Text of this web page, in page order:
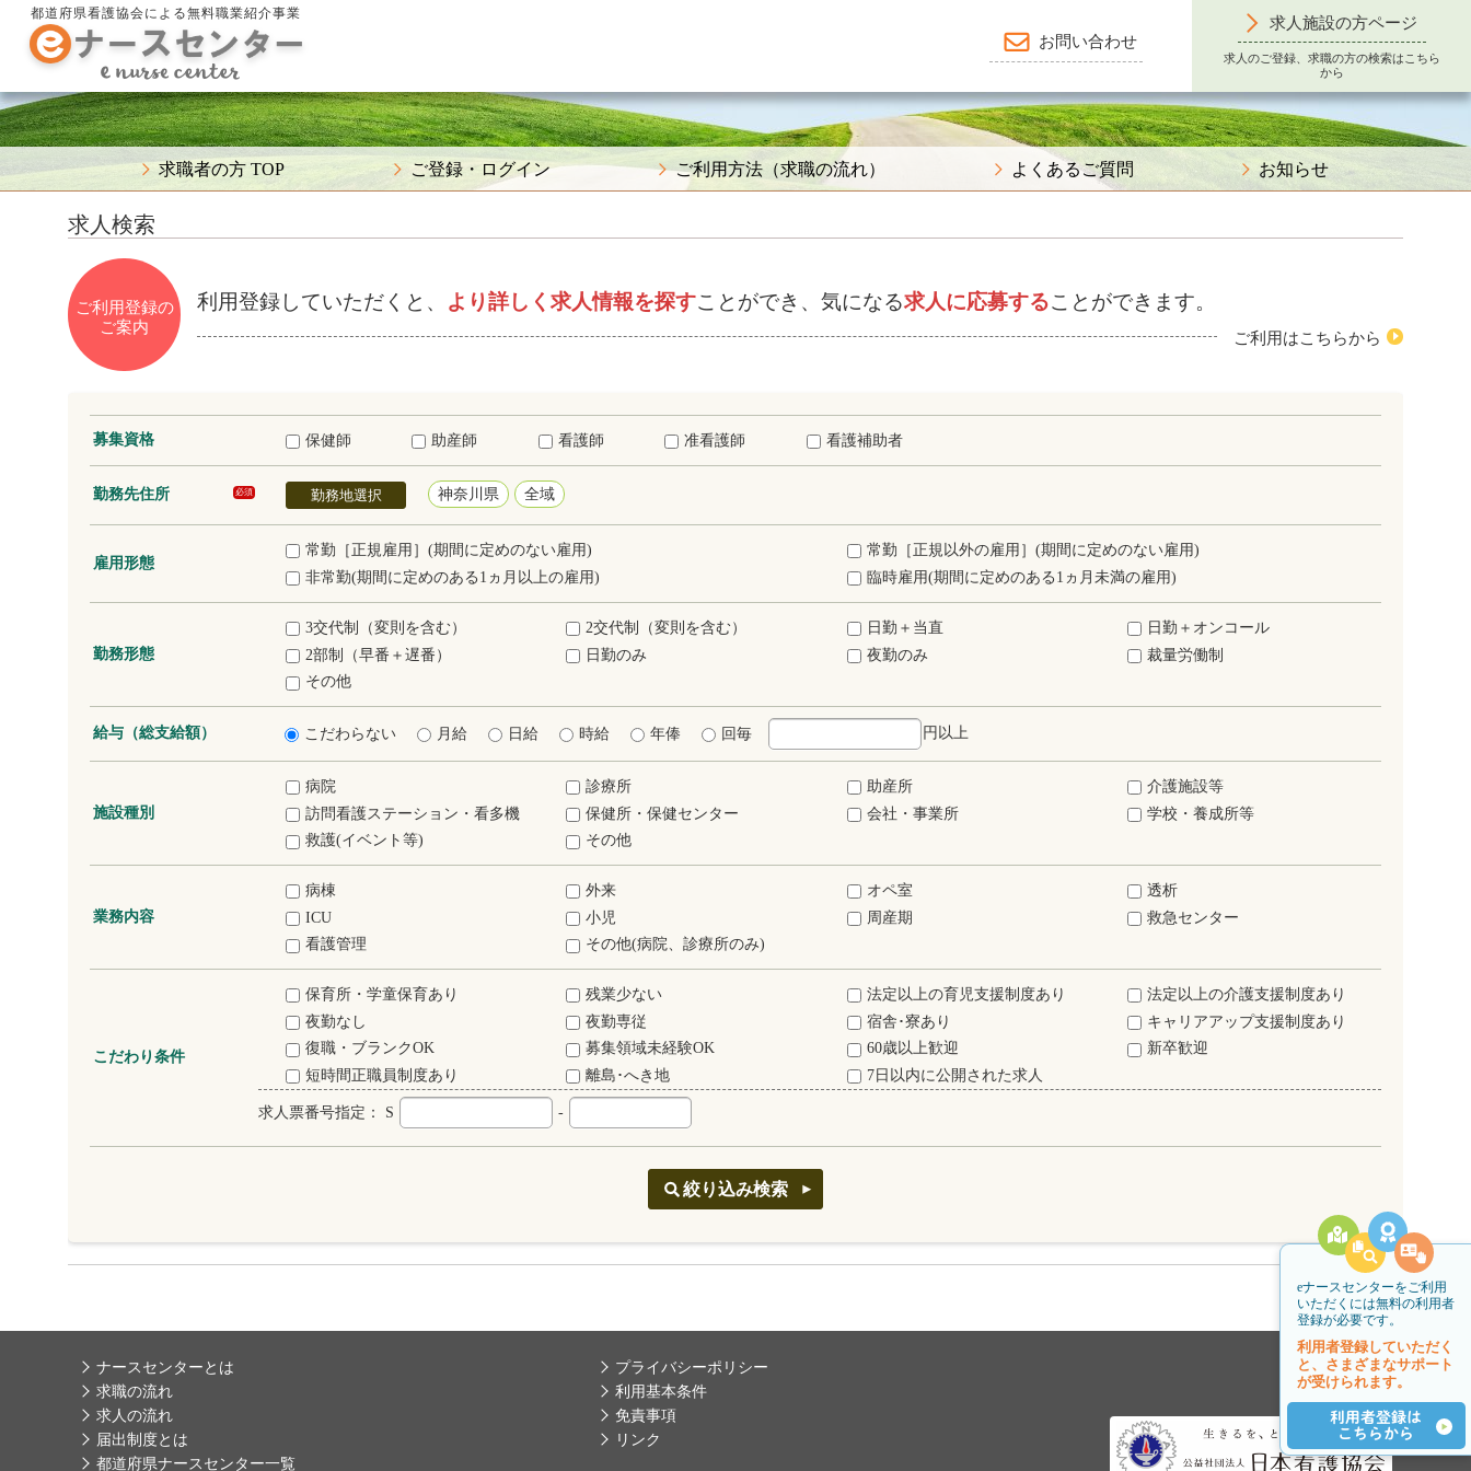
都道府県看護協会による無料職業紹介事業
お問い合わせ
求人施設の方ページ
求人のご登録、求職の方の検索はこちら
から
求職者の方 TOP ご登録・ログイン ご利用方法（求職の流れ） よくあるご質問 お知らせ
求人検索
ご利用登録の
ご案内
利用登録していただくと、 より詳しく求人情報を探すことができ、気になる求人に応募することができます。
ご利用はこちらから
募集資格 保健師 助産師 看護師 准看護師 看護補助者
勤務先住所 必須 勤務地選択 神奈川県 全域
雇用形態
常勤［正規雇用］(期間に定めのない雇用)
常勤［正規以外の雇用］(期間に定めのない雇用)
非常勤(期間に定めのある1ヵ月以上の雇用)
臨時雇用(期間に定めのある1ヵ月未満の雇用)
勤務形態
3交代制（変則を含む） 2交代制（変則を含む） 日勤＋当直
日勤＋オンコール
2部制（早番＋遅番）
日勤のみ 夜勤のみ
裁量労働制
その他
給与（総支給額） こだわらない 月給 日給 時給 年俸 回毎 円以上
施設種別
病院 診療所 助産所
介護施設等
訪問看護ステーション・看多機
保健所・保健センター 会社・事業所
学校・養成所等
救護(イベント等)
その他
業務内容
病棟 外来 オペ室
透析
ICU
小児 周産期
救急センター
看護管理
その他(病院、診療所のみ)
こだわり条件
保育所・学童保育あり 残業少ない 法定以上の育児支援制度あり
法定以上の介護支援制度あり
夜勤なし
夜勤専従 宿舎･寮あり
キャリアアップ支援制度あり
復職・ブランクOK
募集領域未経験OK 60歳以上歓迎
新卒歓迎
短時間正職員制度あり
離島･へき地 7日以内に公開された求人
求人票番号指定： S -
eナースセンターをご利用
いただくには無料の利用者
登録が必要です。
利用者登録していただく
と、さまざまなサポート
が受けられます。
ナースセンターとは
求職の流れ
求人の流れ
届出制度とは
都道府県ナースセンター一覧
プライバシーポリシー
利用基本条件
免責事項
リンク